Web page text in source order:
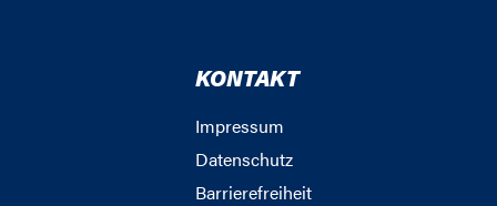
KONTAKT
Impressum
Datenschutz
Barrierefreiheit